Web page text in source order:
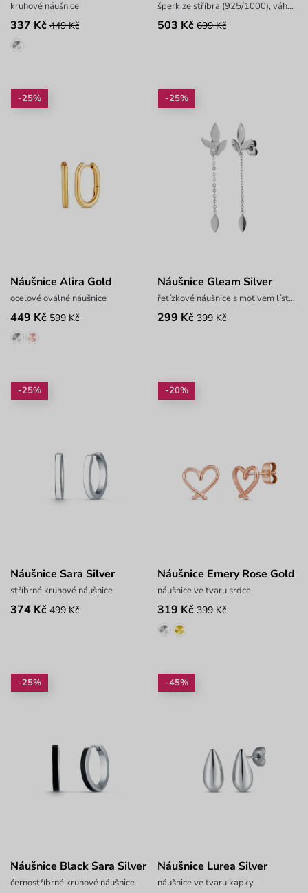
kruhové náušnice
337 Kč 449 Kč
šperk ze stříbra (925/1000), váha 0,9 g
503 Kč 699 Kč
-25%
Náušnice Alira Gold
ocelové oválné náušnice
449 Kč 599 Kč
-25%
Náušnice Gleam Silver
řetízkové náušnice s motivem lístků
299 Kč 399 Kč
-25%
Náušnice Sara Silver
stříbrné kruhové náušnice
374 Kč 499 Kč
-20%
Náušnice Emery Rose Gold
náušnice ve tvaru srdce
319 Kč 399 Kč
-25%
Náušnice Black Sara Silver
černostříbrné kruhové náušnice
-45%
Náušnice Lurea Silver
náušnice ve tvaru kapky